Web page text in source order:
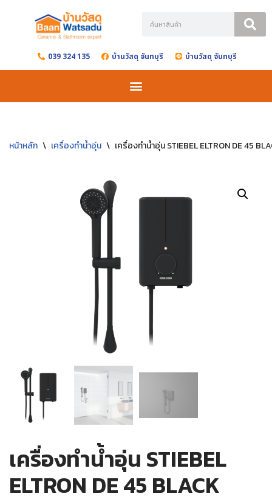
content 039 324 135 บ้านวัสดุ จันทบุรี บ้านวัสดุ จันทบุรี
หน้าหลัก \ เครื่องทำน้ำอุ่น \ เครื่องทำน้ำอุ่น STIEBEL ELTRON DE 45
เครื่องทำน้ำอุ่น STIEBEL
ELTRON DE 45 BLACK